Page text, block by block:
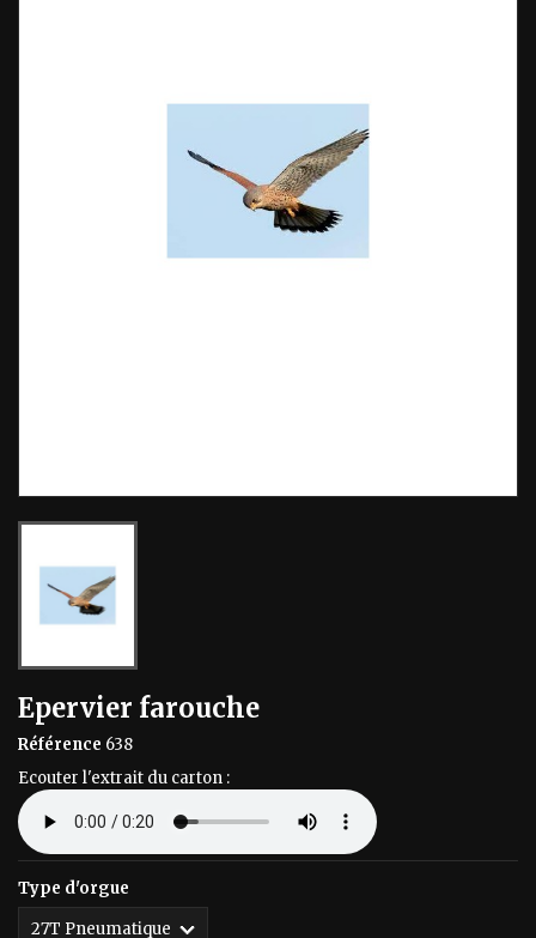
Epervier farouche
Référence 638
Ecouter l'extrait du carton :
Type d'orgue